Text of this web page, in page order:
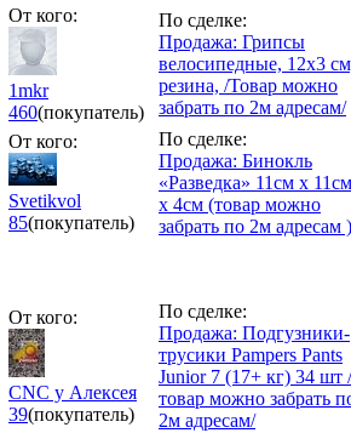
От кого:
1mkr
460(покупатель)
По сделке:
Продажа: Грипсы
велосипедные, 12х3
резина, /Товар можно
забрать по 2м адресам/
От кого:
Svetikvol
85(покупатель)
По сделке:
Продажа: Бинокль
«Разведка» 11см х 11см
х 4см (товар можно
забрать по 2м адресам )
От кого:
CNC у Алексея
39(покупатель)
По сделке:
Продажа: Подгузники-
трусики Pampers Pants
Junior 7 (17+ кг) 34 шт /
товар можно забрать
2м адресам/